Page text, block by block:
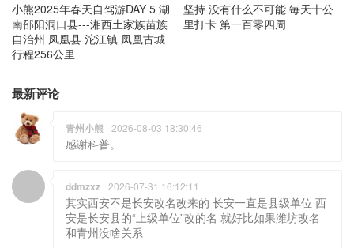
小熊2025年春天自驾游DAY 5 湖
南邵阳洞口县---湘西土家族苗族
自治州 凤凰县 沱江镇 凤凰古城
行程256公里
坚持 没有什么不可能 毎天十公
里打卡 第一百零四周
最新评论
青州小熊 2026-08-03 18:30:46
感谢科普。
ddmzxz 2026-07-31 16:12:11
其实西安不是长安改名改来的 长安一直是县级单位 西
安是长安县的“上级单位”改的名 就好比如果潍坊改名
和青州没啥关系